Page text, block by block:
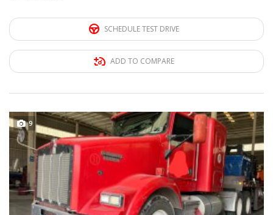
SCHEDULE TEST DRIVE
ADD TO COMPARE
9 REMATE!!!